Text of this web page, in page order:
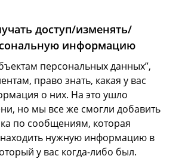
доступ/изменять/
информацию
персональных данных”,
право знать, какая у вас
о них. На это ушло
но мы все же смогли добавить
по сообщениям, которая
нужную информацию в
у вас когда-либо был.